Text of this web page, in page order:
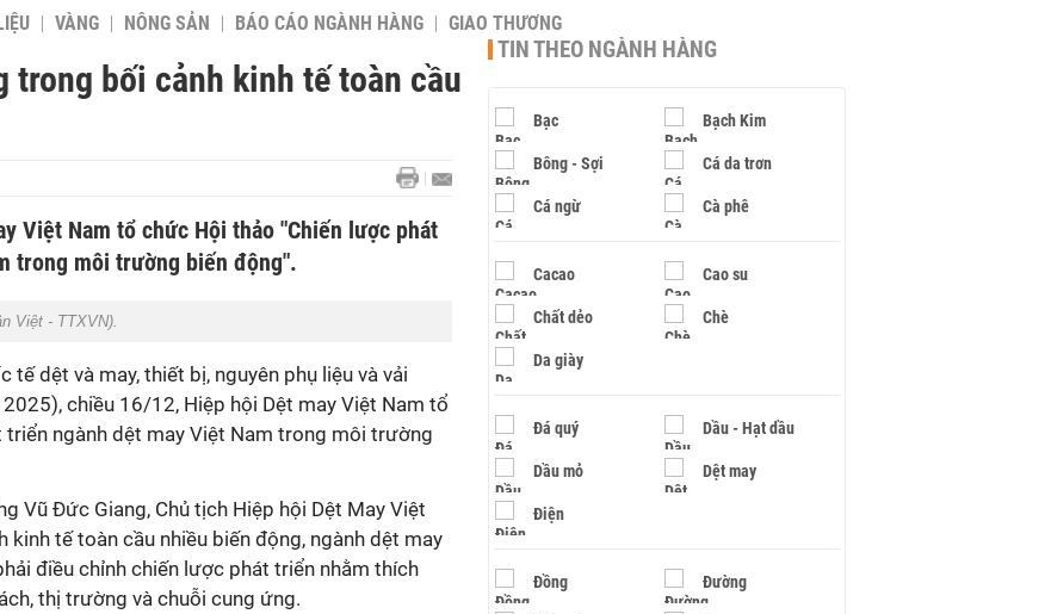
VÀNG NÔNG SẢN BÁO CÁO NGÀNH HÀNG GIAO THƯƠNG
trong bối cảnh kinh tế toàn cầu
Việt Nam tổ chức Hội thảo "Chiến lược phát
trong môi trường biến động".
Việt - TTXVN).
tế dệt và may, thiết bị, nguyên phụ liệu và vải
chiều 16/12, Hiệp hội Dệt may Việt Nam tổ
ngành dệt may Việt Nam trong môi trường
Vũ Đức Giang, Chủ tịch Hiệp hội Dệt May Việt
kinh tế toàn cầu nhiều biến động, ngành dệt may
điều chỉnh chiến lược phát triển nhằm thích
thị trường và chuỗi cung ứng.
TIN THEO NGÀNH HÀNG
Bạc Bạch Kim
Bông - Sợi Cá da trơn
Cá ngừ Cà phê
Cacao Cao su
Chất dẻo Chè
Da giày
Đá quý Dầu - Hạt dầu
Dầu mỏ Dệt may
Điện
Đồng Đường